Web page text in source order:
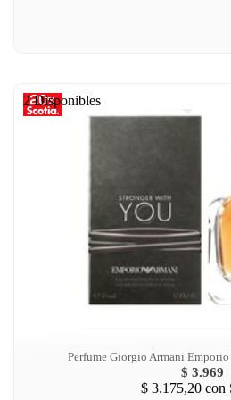
Perfume Giorgio Armani
$ 3.969
$ 3.175,20 con
2 Disponibles